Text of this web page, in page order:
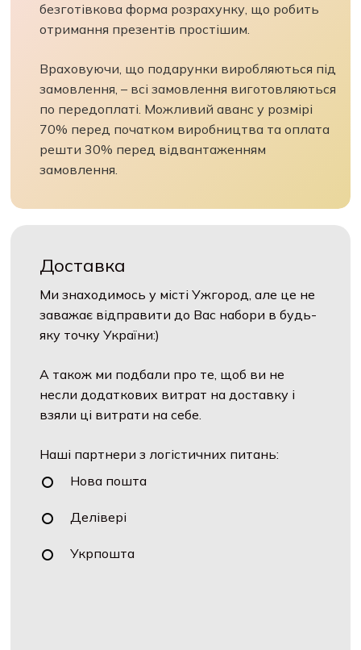
безготівкова форма розрахунку, що робить
отримання презентів простішим.
Враховуючи, що подарунки виробляються під
замовлення, – всі замовлення виготовляються
по передоплаті. Можливий аванс у розмірі
70% перед початком виробництва та оплата
решти 30% перед відвантаженням
замовлення.
Доставка
Ми знаходимось у місті Ужгород, але це не
заважає відправити до Вас набори в будь-
яку точку України:)
А також ми подбали про те, щоб ви не
несли додаткових витрат на доставку і
взяли ці витрати на себе.
Наші партнери з логістичних питань:
Нова пошта
Делівері
Укрпошта